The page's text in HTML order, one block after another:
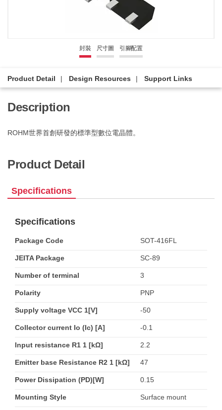
封裝 尺寸圖 引腳配置
Product Detail Design Resources Support Links
Description
ROHM世界首創研發的標準型數位電晶體。
Product Detail
Specifications
Specifications
Package Code SOT-416FL
JEITA Package SC-89
Number of terminal 3
Polarity PNP
Supply voltage VCC 1[V] -50
Collector current Io (Ic) [A] -0.1
Input resistance R1 1 [kΩ] 2.2
Emitter base Resistance R2 1 [kΩ] 47
Power Dissipation (PD)[W] 0.15
Mounting Style Surface mount